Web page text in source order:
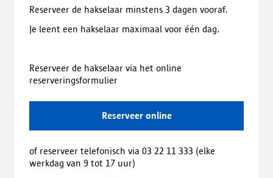
Reserveer de hakselaar minstens 3 dagen vooraf.
Je leent een hakselaar maximaal voor één dag.
Reserveer de hakselaar via het online
reserveringsformulier
Reserveer online
of reserveer telefonisch via 03 22 11 333 (elke
werkdag van 9 tot 17 uur)